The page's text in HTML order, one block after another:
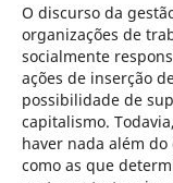
O discurso da
organizações de
socialmente
ações de inserção
possibilidade de
capitalismo.
haver nada além
como as que